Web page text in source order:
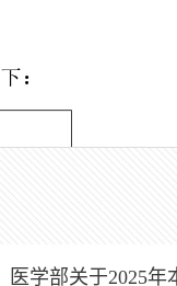
医学部关于2025